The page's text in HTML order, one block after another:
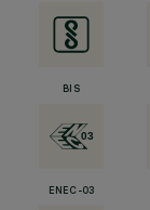
BIS
ENEC-03